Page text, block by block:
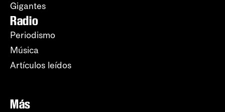
Gigantes
Radio
Periodismo
Música
Artículos leídos
Más